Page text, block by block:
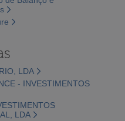
LDA
- INVESTIMENTOS
LDA